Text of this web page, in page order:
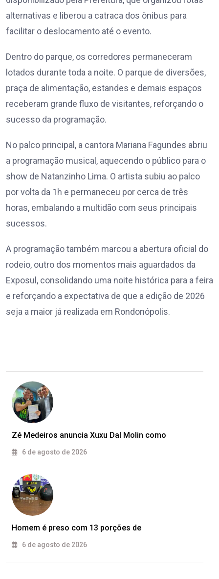
alternativas e liberou a catraca dos ônibus para
facilitar o deslocamento até o evento.
Dentro do parque, os corredores permaneceram
lotados durante toda a noite. O parque de diversões,
praça de alimentação, estandes e demais espaços
receberam grande fluxo de visitantes, reforçando o
sucesso da programação.
No palco principal, a cantora Mariana Fagundes abriu
a programação musical, aquecendo o público para o
show de Natanzinho Lima. O artista subiu ao palco
por volta da 1h e permaneceu por cerca de três
horas, embalando a multidão com seus principais
sucessos.
A programação também marcou a abertura oficial do
rodeio, outro dos momentos mais aguardados da
Exposul, consolidando uma noite histórica para a feira
e reforçando a expectativa de que a edição de 2026
seja a maior já realizada em Rondonópolis.
Zé Medeiros anuncia Xuxu Dal Molin como
6 de agosto de 2026
Homem é preso com 13 porções de
6 de agosto de 2026